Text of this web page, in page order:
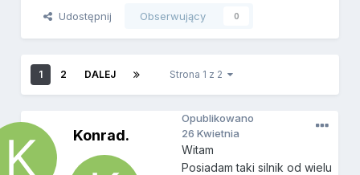
Udostępnij Obserwujący 0
1 2 DALEJ Strona 1 z 2
Konrad.
Opublikowano
26 Kwietnia
Witam
Posiadam taki silnik od wielu